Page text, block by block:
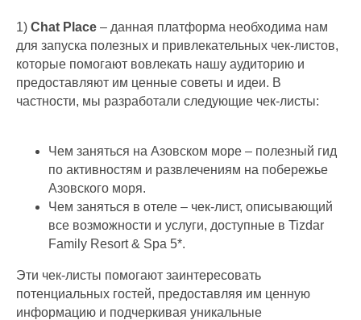
1) Chat Place – данная платформа необходима нам
для запуска полезных и привлекательных чек-листов,
которые помогают вовлекать нашу аудиторию и
предоставляют им ценные советы и идеи. В
частности, мы разработали следующие чек-листы:
Чем заняться на Азовском море – полезный гид
по активностям и развлечениям на побережье
Азовского моря.
Чем заняться в отеле – чек-лист, описывающий
все возможности и услуги, доступные в Tizdar
Family Resort & Spa 5*.
Эти чек-листы помогают заинтересовать
потенциальных гостей, предоставляя им ценную
информацию и подчеркивая уникальные